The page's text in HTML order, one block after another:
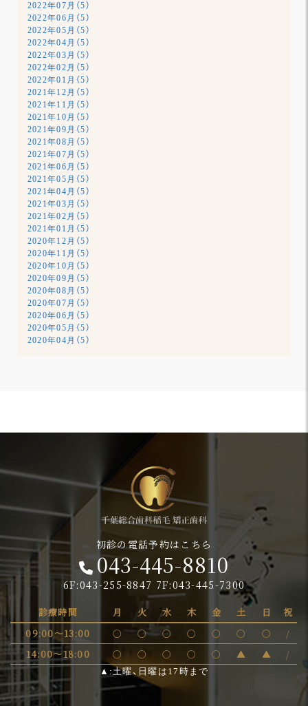
2022年07月（5）
2022年06月（5）
2022年05月（5）
2022年04月（5）
2022年03月（5）
2022年02月（5）
2022年01月（5）
2021年12月（5）
2021年11月（5）
2021年10月（5）
2021年09月（5）
2021年08月（5）
2021年07月（5）
2021年06月（5）
2021年05月（5）
2021年04月（5）
2021年03月（5）
2021年02月（5）
2021年01月（5）
2020年12月（5）
2020年11月（5）
2020年10月（5）
2020年09月（5）
2020年08月（5）
2020年07月（5）
2020年06月（5）
2020年05月（5）
2020年04月（5）
初診の電話予約はこちら
043-445-8810
6F:043-255-8847 7F:043-445-7300
診療時間 月 火 水 木 金 土 日
祝
09:00～13:00
〇 〇 〇 〇 〇 〇 〇
/
14:00～18:00
〇 〇 〇 〇 〇 ▲ ▲ /
▲:土曜、日曜は17時まで